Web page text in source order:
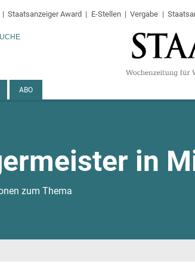
Staatsanzeiger Award E-Stellen Vergabe
ABO
in
zum Thema